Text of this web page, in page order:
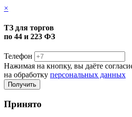
×
ТЗ для торгов
по 44 и 223 ФЗ
Телефон
Нажимая на кнопку, вы даёте
на обработку персональных данных
Принято